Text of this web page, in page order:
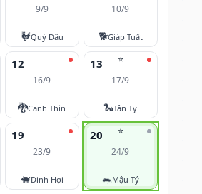
9/9
🐓Quý Dậu
10/9
🐕Giáp Tuất
12
16/9
🐉Canh Thìn
⭐
13
17/9
🐍Tân Tỵ
19
23/9
🐖Đinh Hợi
⭐
20
24/9
🐀Mậu Tý